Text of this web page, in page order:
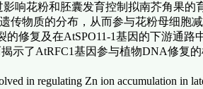
响花粉和胚囊发育控制拟南芥角果的
传物质的分布，从而参与花粉母细胞
修复及在AtSPO11-1基因的下游通路
示了AtRFC1基因参与植物DNA修复
in regulating Zn ion accumulation in